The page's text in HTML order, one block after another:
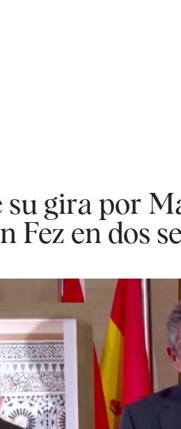
su gira por
Fez en dos